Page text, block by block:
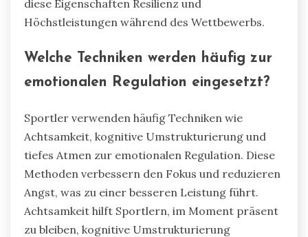
diese Eigenschaften Resilienz und
Höchstleistungen während des Wettbewerbs.
Welche Techniken werden häufig zur
emotionalen Regulation eingesetzt?
Sportler verwenden häufig Techniken wie
Achtsamkeit, kognitive Umstrukturierung und
tiefes Atmen zur emotionalen Regulation. Diese
Methoden verbessern den Fokus und reduzieren
Angst, was zu einer besseren Leistung führt.
Achtsamkeit hilft Sportlern, im Moment präsent
zu bleiben, kognitive Umstrukturierung